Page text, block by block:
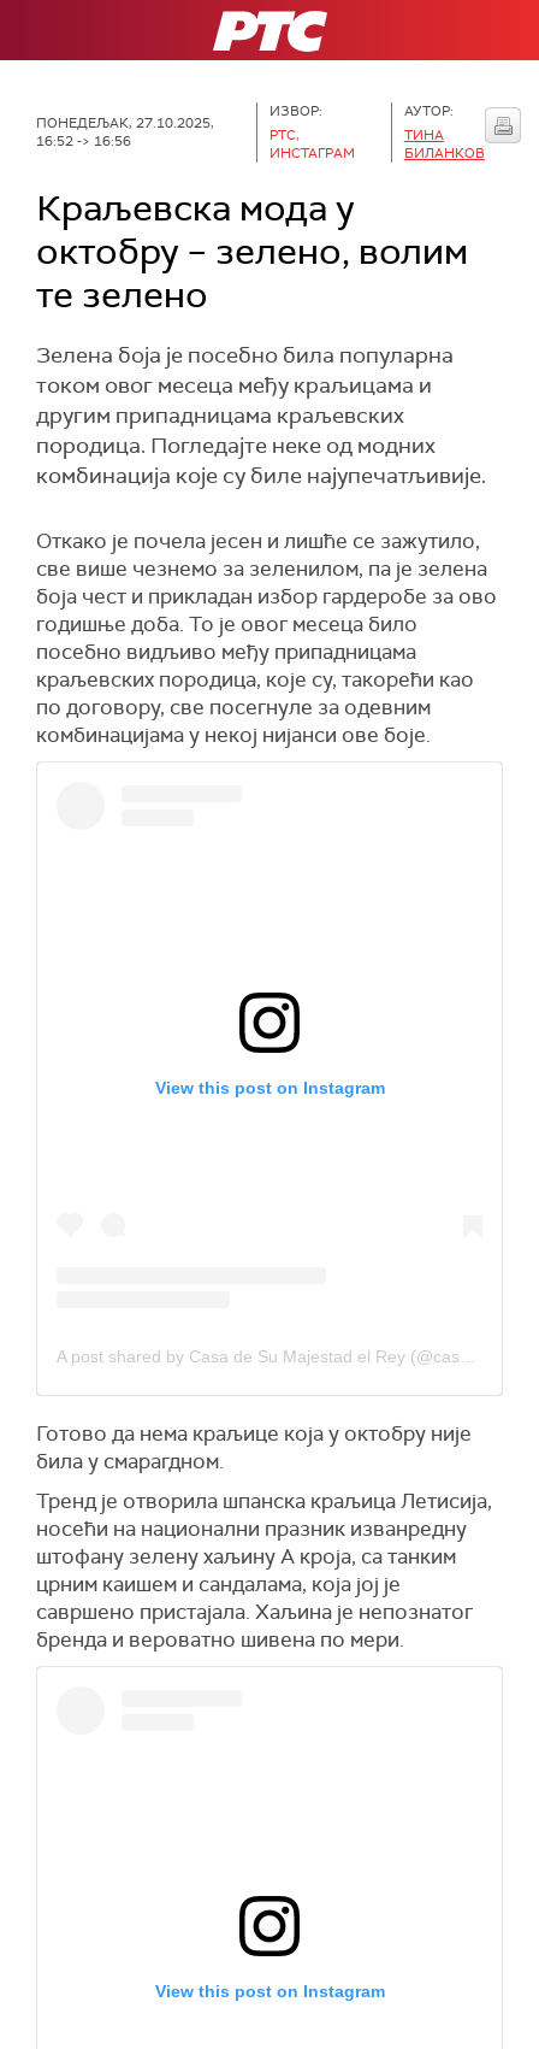
РТС
ПОНЕДЕЉАК, 27.10.2025,
16:52 -> 16:56
ИЗВОР:
РТС,
ИНСТАГРАМ
АУТОР:
ТИНА
БИЛАНКОВ
Краљевска мода у
октобру – зелено, волим
те зелено
Зелена боја је посебно била популарна
током овог месеца међу краљицама и
другим припадницама краљевских
породица. Погледајте неке од модних
комбинација које су биле најупечатљивије.
Откако је почела јесен и лишће се зажутило,
све више чезнемо за зеленилом, па је зелена
боја чест и прикладан избор гардеробе за ово
годишње доба. То је овог месеца било
посебно видљиво међу припадницама
краљевских породица, које су, такорећи као
по договору, све посегнуле за одевним
комбинацијама у некој нијанси ове боје.
View this post on Instagram
Готово да нема краљице која у октобру није
била у смарагдном.
Тренд је отворила шпанска краљица Летисија,
носећи на национални празник изванредну
штофану зелену хаљину А кроја, са танким
црним каишем и сандалама, која јој је
савршено пристајала. Хаљина је непознатог
бренда и вероватно шивена по мери.
View this post on Instagram